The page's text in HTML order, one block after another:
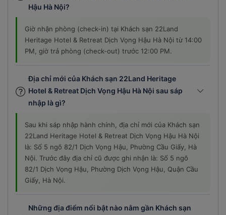
Hậu Hà Nội?
Giờ nhận phòng (check-in) tại Khách sạn 22Land
Heritage Hotel & Retreat Dịch Vọng Hậu Hà Nội từ 14:00
PM, giờ trả phòng (check-out) trước 12:00 PM.
Địa chỉ mới của Khách sạn 22Land Heritage
Hotel & Retreat Dịch Vọng Hậu Hà Nội sau sáp
nhập là gì?
Sau khi sáp nhập hành chính, địa chỉ mới của Khách sạn
22Land Heritage Hotel & Retreat Dịch Vọng Hậu Hà Nội
là: Số 5 ngõ 82/1 Dịch Vọng Hậu, Phường Cầu Giấy, Hà
Nội. Trước đây địa chỉ cũ được ghi nhận là: Số 5 ngõ
82/1 Dịch Vọng Hậu, Phường Dịch Vọng Hậu, Quận Cầu
Giấy, Hà Nội.
Những địa điểm nổi bật nào nằm gần Khách sạn